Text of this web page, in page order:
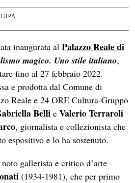
inaugurata alPalazzo Reale di
magico. Uno stile italiano,
fino al 27 febbraio 2022.
e prodotta dal Comune di
Reale e 24 ORE Cultura-Gruppo
Belli eValerio Terraroli
, giornalista e collezionista che
espositivo e lo ha sostenuto.
gallerista e critico d’arte
(1934-1981), che per primo